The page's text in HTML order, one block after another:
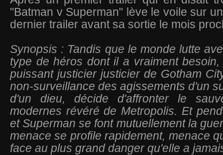
"Batman v Superman" lève le voile sur
dernier trailer avant sa sortie le mois
Synopsis : Tandis que le monde lutte
type de héros dont il a vraiment
puissant justicier justicier de Gotham
non-surveillance des agissements d'un
d'un dieu, décide d'affronter le
modernes révéré de Metropolis. Et
et Superman se font mutuellement la
menace se profile rapidement, menace
face au plus grand danger qu'elle a